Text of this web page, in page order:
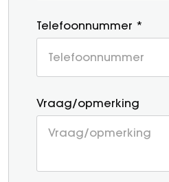
Telefoonnummer *
Vraag/opmerking